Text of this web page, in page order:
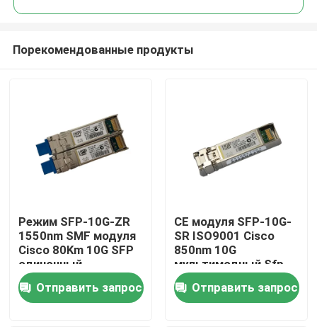
Дом
Порекомендованные продукты
Режим SFP-10G-ZR
1550nm SMF модуля
Cisco 80Km 10G SFP
одиночный
Отправить запрос
CE модуля SFP-10G-
SR ISO9001 Cisco
850nm 10G
мультимодный Sfp
Отправить запрос